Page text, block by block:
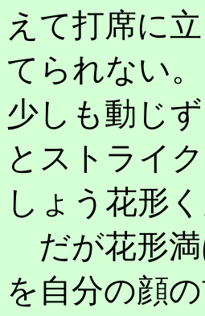
えて打席に
てられない
少しも動じ
とストライ
しょう花形
だが花形満
を自分の顔